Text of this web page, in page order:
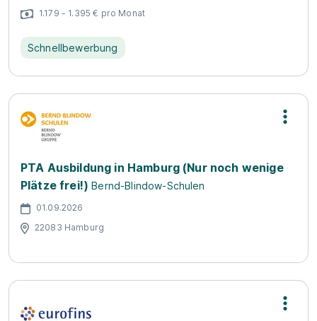
1.179 - 1.395 € pro Monat
Schnellbewerbung
PTA Ausbildung in Hamburg (Nur noch wenige
Plätze frei!) Bernd-Blindow-Schulen
01.09.2026
22083 Hamburg